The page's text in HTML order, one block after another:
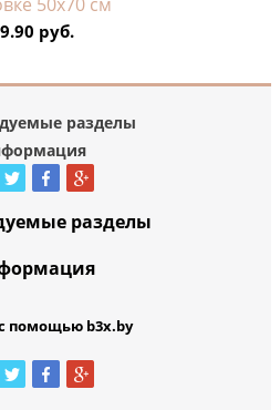
руб.
разделы
разделы
помощью b3x.by